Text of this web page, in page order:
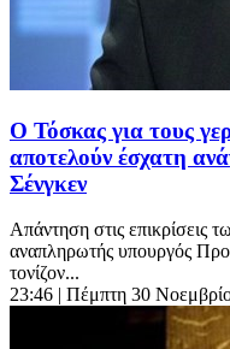
Ο Τόσκας για τους
αποτελούν έσχατη
Σένγκεν
Απάντηση στις
αναπληρωτής υπουργός
τονίζον...
23:46 | Πέμπτη 30